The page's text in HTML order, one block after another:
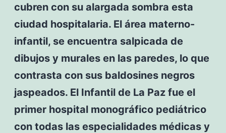
cubren con su alargada sombra esta
ciudad hospitalaria. El área materno-
infantil, se encuentra salpicada de
dibujos y murales en las paredes, lo que
contrasta con sus baldosines negros
jaspeados. El Infantil de La Paz fue el
primer hospital monográfico pediátrico
con todas las especialidades médicas y